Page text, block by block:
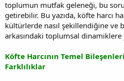
toplumun mutfak geleneği, bu
getirebilir. Bu yazıda, köfte harcı
kültürlerde nasıl şekillendiğine ve
arkasındaki toplumsal dinamiklere
Köfte Harcının Temel
Farklılıklar